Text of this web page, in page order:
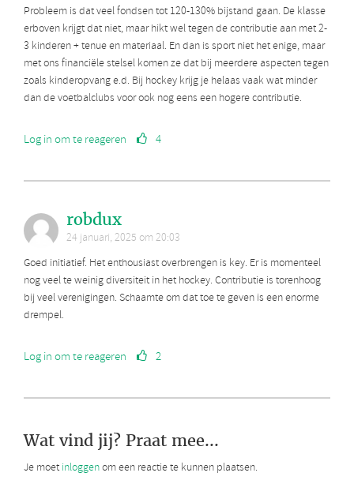
Probleem is dat veel fondsen tot 120-130% bijstand gaan. De klasse
erboven krijgt dat niet, maar hikt wel tegen de contributie aan met 2-
3 kinderen + tenue en materiaal. En dan is sport niet het enige, maar
met ons financiële stelsel komen ze dat bij meerdere aspecten tegen
zoals kinderopvang e.d. Bij hockey krijg je helaas vaak wat minder
dan de voetbalclubs voor ook nog eens een hogere contributie.
Log in om te reageren 4
robdux
24 januari, 2025 om 20:03
Goed initiatief. Het enthousiast overbrengen is key. Er is momenteel
nog veel te weinig diversiteit in het hockey. Contributie is torenhoog
bij veel verenigingen. Schaamte om dat toe te geven is een enorme
drempel.
Log in om te reageren 2
Wat vind jij? Praat mee...
Je moet inloggenom een reactie te kunnen plaatsen.